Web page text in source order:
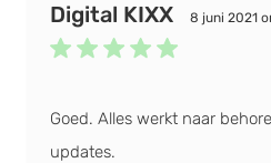
Digital KIXX 8 juni 2021
Goed. Alles werkt naar
updates.